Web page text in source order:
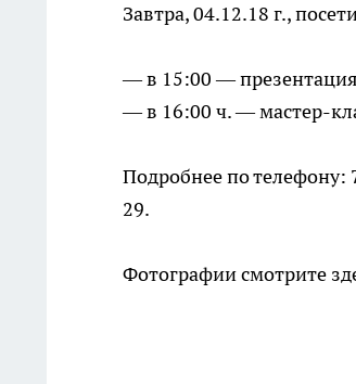
Завтра, 04.12.18 г.,
— в 15:00 —
— в 16:00 ч. — мастер-
Подробнее по телефону:
29.
Фотографии смотрите